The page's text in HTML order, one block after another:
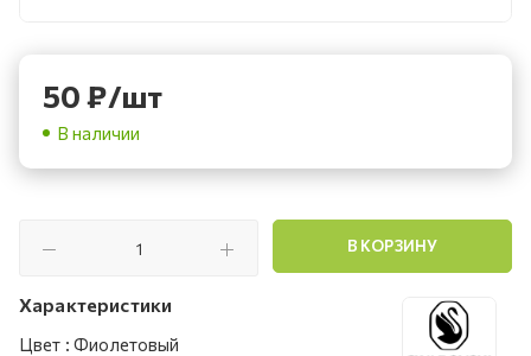
50₽/шт
В наличии
В КОРЗИНУ
Характеристики
Цвет : Фиолетовый